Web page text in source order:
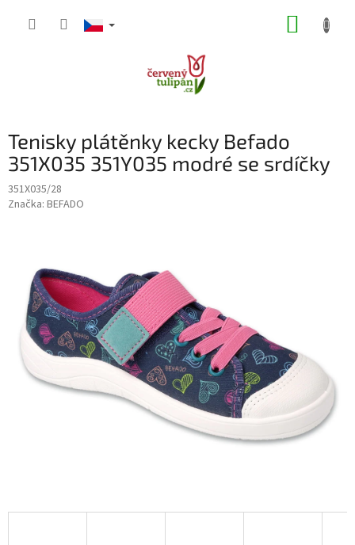
Tenisky plátěnky kecky Befado
351X035 351Y035 modré se srdíčky
351X035/28
Značka: BEFADO